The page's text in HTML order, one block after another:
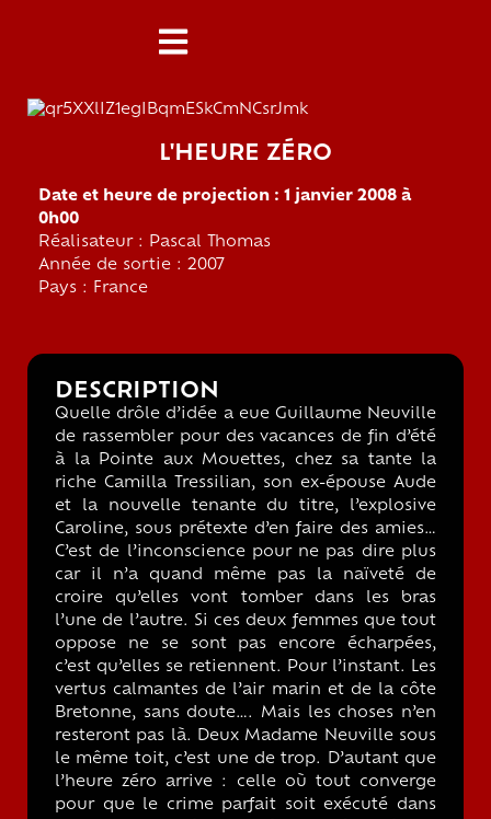
L'HEURE ZÉRO
Date et heure de projection : 1 janvier 2008 à
0h00
Réalisateur : Pascal Thomas
Année de sortie : 2007
Pays : France
DESCRIPTION
Quelle drôle d’idée a eue Guillaume Neuville
de rassembler pour des vacances de fin d’été
à la Pointe aux Mouettes, chez sa tante la
riche Camilla Tressilian, son ex-épouse Aude
et la nouvelle tenante du titre, l’explosive
Caroline, sous prétexte d’en faire des amies…
C’est de l’inconscience pour ne pas dire plus
car il n’a quand même pas la naïveté de
croire qu’elles vont tomber dans les bras
l’une de l’autre. Si ces deux femmes que tout
oppose ne se sont pas encore écharpées,
c’est qu’elles se retiennent. Pour l’instant. Les
vertus calmantes de l’air marin et de la côte
Bretonne, sans doute…. Mais les choses n’en
resteront pas là. Deux Madame Neuville sous
le même toit, c’est une de trop. D’autant que
l’heure zéro arrive : celle où tout converge
pour que le crime parfait soit exécuté dans